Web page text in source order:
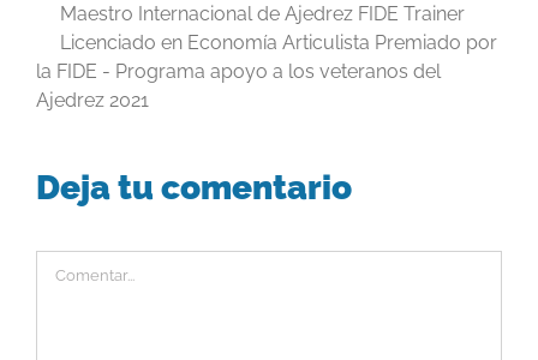
Maestro Internacional de Ajedrez FIDE Trainer
Licenciado en Economía Articulista Premiado por
la FIDE - Programa apoyo a los veteranos del
Ajedrez 2021
Deja tu comentario